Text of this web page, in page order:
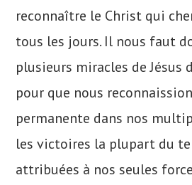
reconnaître le Christ qui
tous les jours. Il nous faut
plusieurs miracles de Jésus
pour que nous
permanente dans nos
les victoires la plupart du
attribuées à nos seules